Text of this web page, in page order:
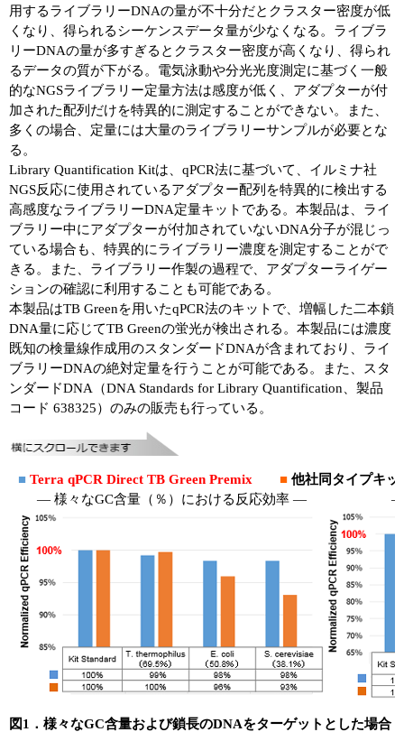
用するライブラリーDNAの量が不十分だとクラスター密度が低
くなり、得られるシーケンスデータ量が少なくなる。ライブラ
リーDNAの量が多すぎるとクラスター密度が高くなり、得られ
るデータの質が下がる。電気泳動や分光光度測定に基づく一般
的なNGSライブラリー定量方法は感度が低く、アダプターが付
加された配列だけを特異的に測定することができない。また、
多くの場合、定量には大量のライブラリーサンプルが必要とな
る。
Library Quantification Kitは、qPCR法に基づいて、イルミナ社
NGS反応に使用されているアダプター配列を特異的に検出する
高感度なライブラリーDNA定量キットである。本製品は、ライ
ブラリー中にアダプターが付加されていないDNA分子が混じっ
ている場合も、特異的にライブラリー濃度を測定することがで
きる。また、ライブラリー作製の過程で、アダプターライゲー
ションの確認に利用することも可能である。
本製品はTB Greenを用いたqPCR法のキットで、増幅した二本鎖
DNA量に応じてTB Greenの蛍光が検出される。本製品には濃度
既知の検量線作成用のスタンダードDNAが含まれており、ライ
ブラリーDNAの絶対定量を行うことが可能である。また、スタ
ンダードDNA（DNA Standards for Library Quantification、製品
コード 638325）のみの販売も行っている。
■ Terra qPCR Direct TB Green Premix ■ 他社同タイプキッ
― 様々なGC含量（％）における反応効率 ―
―
図1．様々なGC含量および鎖長のDNAをターゲットとした場合